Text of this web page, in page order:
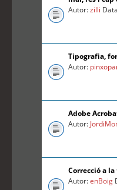
Autor:zilli
Tipografia,
Autor:
Adobe
Autor:
Correcció a
Autor:enBoig